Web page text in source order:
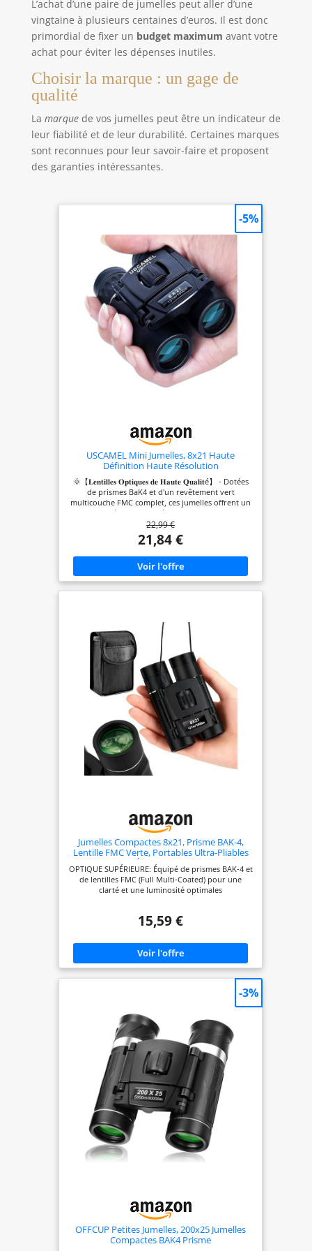
L’achat d’une paire de jumelles peut aller d’une
vingtaine à plusieurs centaines d’euros. Il est donc
primordial de fixer un budget maximum avant votre
achat pour éviter les dépenses inutiles.
Choisir la marque : un gage de
qualité
La marquede vos jumelles peut être un indicateur de
leur fiabilité et de leur durabilité. Certaines marques
sont reconnues pour leur savoir-faire et proposent
des garanties intéressantes.
USCAMEL Mini Jumelles, 8x21 Haute
Définition Haute Résolution
🌞【𝐋𝐞𝐧𝐭𝐢𝐥𝐥𝐞𝐬 𝐎𝐩𝐭𝐢𝐪𝐮𝐞𝐬 𝐝𝐞 𝐇𝐚𝐮𝐭𝐞 𝐐𝐮𝐚𝐥𝐢𝐭é】 - Dotées
de prismes BaK4 et d'un revêtement vert
multicouche FMC complet, ces jumelles offrent un
indice de réfraction supérieur et une excellente
transmission de la lumière. Profitez d'images
claires et lumineuses avec une distorsion minimale
des couleurs et une expérience visuelle
confortable grâce à une transmission de la
lumière de 99,99%. 🌞【𝐅𝐚𝐜𝐢𝐥𝐞 à 𝐑é𝐠𝐥𝐞𝐫】 - Avec un
design de molette de mise au point centrale, ces
jumelles peuvent être utilisées d'une seule main
ans et les adultes. 🌞【𝐌𝐚𝐠𝐧𝐢𝐟𝐢𝐜𝐚𝐭𝐢𝐨𝐧 𝐗𝟖】 - Le
grossissement de 8x offre une observation
optimale, réduisant efficacement le tremblement
de l'image et offrant une expérience visuelle
supérieure. 🌞【𝐂𝐨𝐦𝐩𝐚𝐜𝐭𝐞𝐬 𝐞𝐭 𝐋𝐞́𝐠𝐞𝐫𝐞𝐬, 𝐋𝐞́𝐠𝐞𝐫𝐞𝐬
𝐜𝐨𝐦𝐦𝐞 𝐮𝐧 𝐓é𝐥é𝐩𝐡𝐨𝐧𝐞】 - Pesant seulement 0.48lb,
ces jumelles sont compactes et faciles à
transporter dans votre poche. Elles sont
également étanches, ce qui les rend parfaites pour
une utilisation même les jours de pluie. 🎁🎁
【𝐂𝐚𝐝𝐞𝐚𝐮 𝐒𝐢𝐠𝐧𝐢𝐟𝐢𝐜𝐚𝐭𝐢𝐟】 - Idéales pour l'observation
des oiseaux, la chasse, la randonnée, les voyages,
les événements sportifs, le théâtre et les concerts,
ces jumelles sont un cadeau parfait pour les
hommes, Noël, la Fête des Pères, et pour les
22,99 €
21,84 €
-5%
Jumelles Compactes 8x21, Prisme BAK-4,
Lentille FMC Verte, Portables Ultra-Pliables
avec Étui de Transport
OPTIQUE SUPÉRIEURE: Équipé de prismes BAK-4 et
de lentilles FMC (Full Multi-Coated) pour une
clarté et une luminosité optimales
l'observation des oiseaux et les concerts DESIGN
parfaite pour les voyages et les activités en plein
air ACCESSOIRES INCLUS: Livré avec un étui de
transport pratique pour une protection optimale
oiseaux, les voyages, les concerts et diverses
15,59 €
OFFCUP Petites Jumelles, 200x25 Jumelles
Compactes BAK4 Prisme
-3%